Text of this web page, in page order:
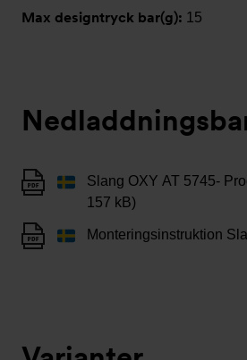
Max designtryck bar(g): 15
Slang OXY AT 5745-
157 kB)
Monteringsinstruktion